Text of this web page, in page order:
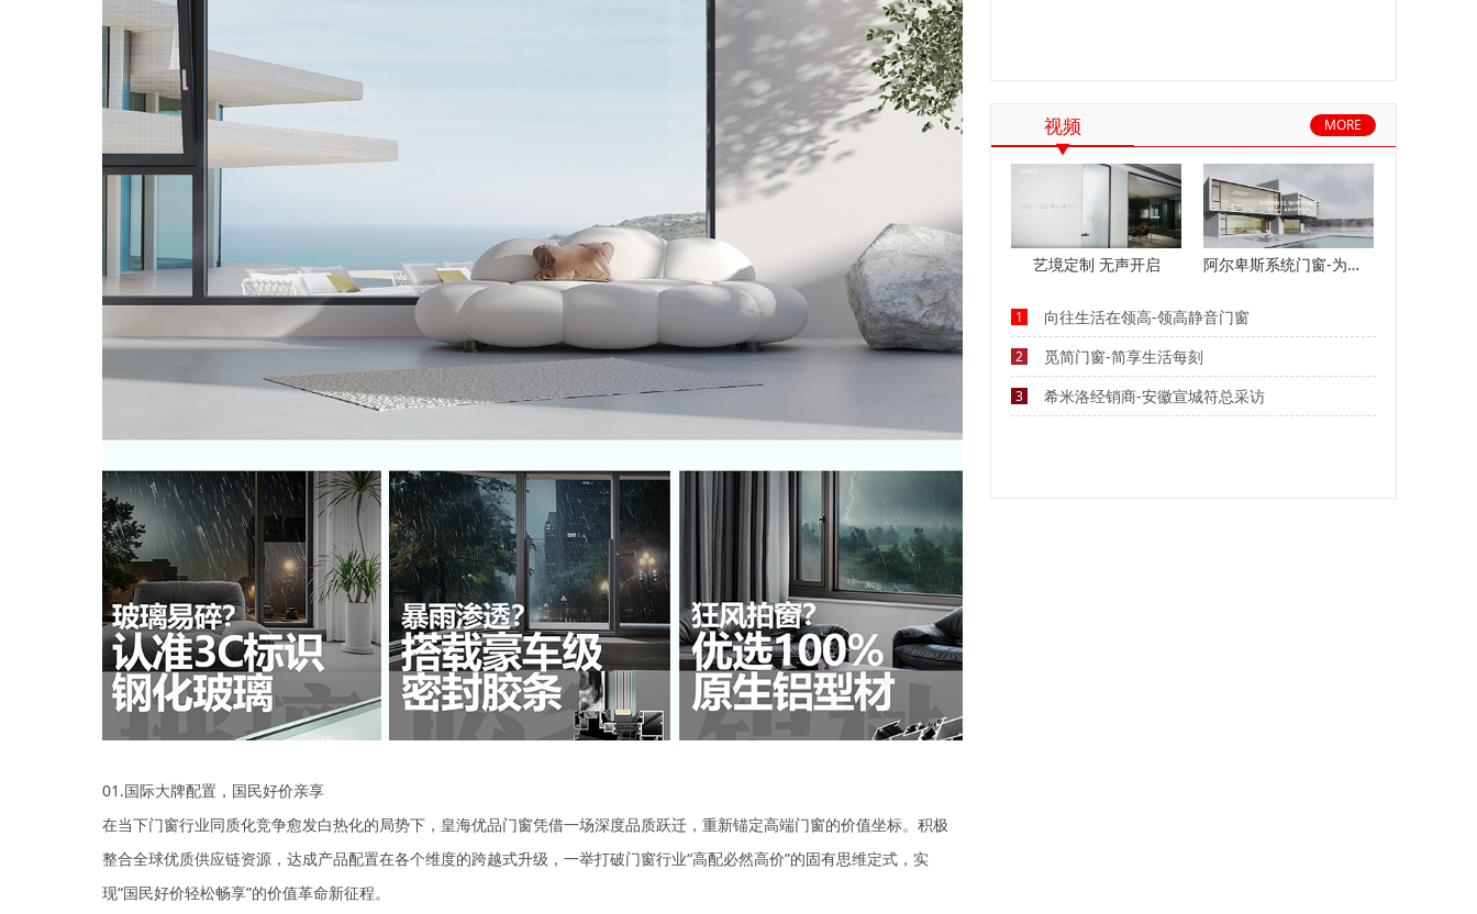
01.国际大牌配置，国民好价亲享
在当下门窗行业同质化竞争愈发白热化的局势下，皇海优品门窗凭借一场深度品质跃迁，重新锚定高端门窗的价值坐标。积极
整合全球优质供应链资源，达成产品配置在各个维度的跨越式升级，一举打破门窗行业“高配必然高价”的固有思维定式，实
现“国民好价轻松畅享”的价值革命新征程。
视频 MORE
艺境定制 无声开启 阿尔卑斯系统门窗-为美好而来
1 向往生活在领高-领高静音门窗
2 觅简门窗-简享生活每刻
3 希米洛经销商-安徽宣城符总采访